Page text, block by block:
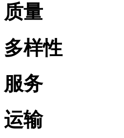
质量
多样性
服务
运输